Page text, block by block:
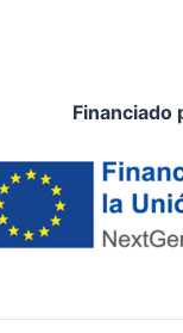
Financiado